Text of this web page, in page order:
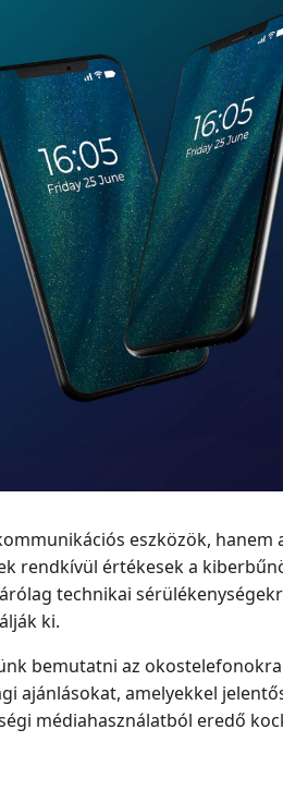
eszközök,
rendkívül értékesek a
technikai
ki.
bemutatni az
ajánlásokat, amelyekkel
médiahasználatból eredő